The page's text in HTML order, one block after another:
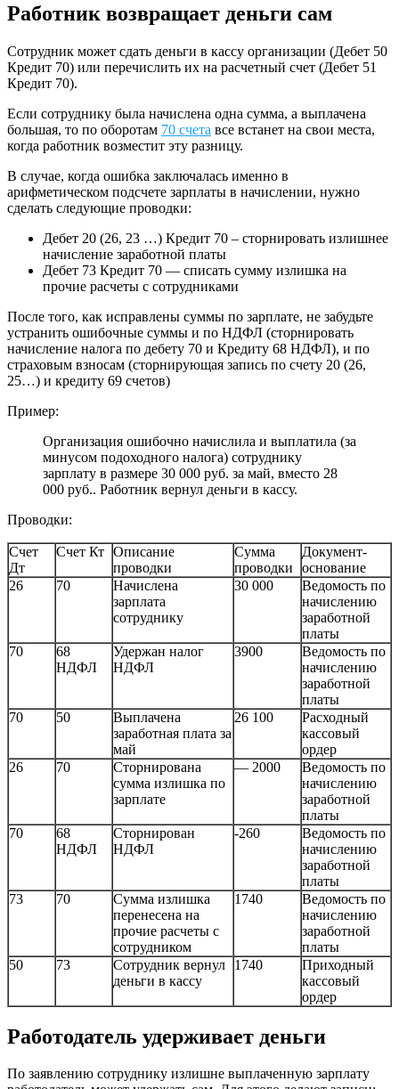
Работник возвращает деньги сам
Сотрудник может сдать деньги в кассу организации (Дебет 50
Кредит 70) или перечислить их на расчетный счет (Дебет 51
Кредит 70).
Если сотруднику была начислена одна сумма, а выплачена
большая, то по оборотам 70 счета все встанет на свои места,
когда работник возместит эту разницу.
В случае, когда ошибка заключалась именно в
арифметическом подсчете зарплаты в начислении, нужно
сделать следующие проводки:
Дебет 20 (26, 23 …) Кредит 70 – сторнировать излишнее
начисление заработной платы
Дебет 73 Кредит 70 — списать сумму излишка на
прочие расчеты с сотрудниками
После того, как исправлены суммы по зарплате, не забудьте
устранить ошибочные суммы и по НДФЛ (сторнировать
начисление налога по дебету 70 и Кредиту 68 НДФЛ), и по
страховым взносам (сторнирующая запись по счету 20 (26,
25…) и кредиту 69 счетов)
Пример:
Организация ошибочно начислила и выплатила (за
минусом подоходного налога) сотруднику
зарплату в размере 30 000 руб. за май, вместо 28
000 руб.. Работник вернул деньги в кассу.
Проводки:
Счет
Дт
Счет Кт Описание
проводки
Сумма
проводки
Документ-
основание
26
70
Начислена
зарплата
сотруднику
30 000
Ведомость по
начислению
заработной
платы
70
68
НДФЛ
Удержан налог
НДФЛ
3900
Ведомость по
начислению
заработной
платы
70
50
Выплачена
заработная плата за
май
26 100
Расходный
кассовый
ордер
26
70
Сторнирована
сумма излишка по
зарплате
— 2000
Ведомость по
начислению
заработной
платы
70
68
НДФЛ
Сторнирован
НДФЛ
-260
Ведомость по
начислению
заработной
платы
73
70
Сумма излишка
перенесена на
прочие расчеты с
сотрудником
1740
Ведомость по
начислению
заработной
платы
50
73
Сотрудник вернул
деньги в кассу
1740
Приходный
кассовый
ордер
Работодатель удерживает деньги
По заявлению сотруднику излишне выплаченную зарплату